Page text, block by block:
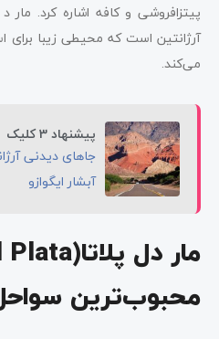
پیتزافروشی و کافه اشاره کرد.
آرژانتین است که محیطی زیبا برای
می‌کند.
پیشنهاد 3 کلیک
جاهای دیدنی
آبشار ایگوازو
محبوب‌ترین